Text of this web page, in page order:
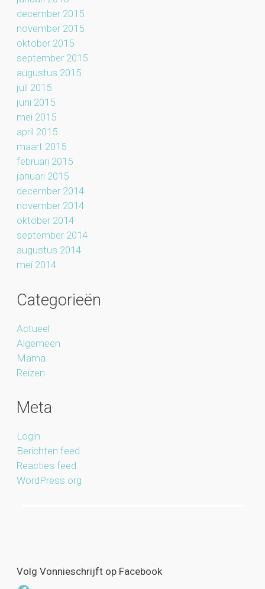
december 2015
november 2015
oktober 2015
september 2015
augustus 2015
juli 2015
juni 2015
mei 2015
april 2015
maart 2015
februari 2015
januari 2015
december 2014
november 2014
oktober 2014
september 2014
augustus 2014
mei 2014
Categorieën
Actueel
Algemeen
Mama
Reizen
Meta
Login
Berichten feed
Reacties feed
WordPress.org
Volg Vonnieschrijft op Facebook